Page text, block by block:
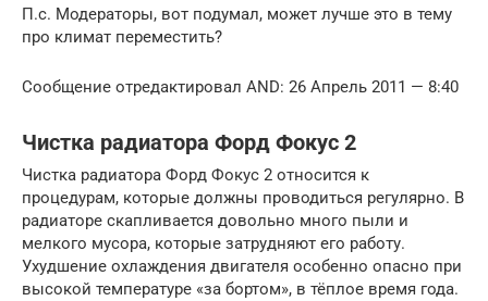
П.с. Модераторы, вот подумал, может лучше это в тему
про климат переместить?
Сообщение отредактировал AND: 26 Апрель 2011 — 8:40
Чистка радиатора Форд Фокус 2
Чистка радиатора Форд Фокус 2 относится к
процедурам, которые должны проводиться регулярно. В
радиаторе скапливается довольно много пыли и
мелкого мусора, которые затрудняют его работу.
Ухудшение охлаждения двигателя особенно опасно при
высокой температуре «за бортом», в тёплое время года.